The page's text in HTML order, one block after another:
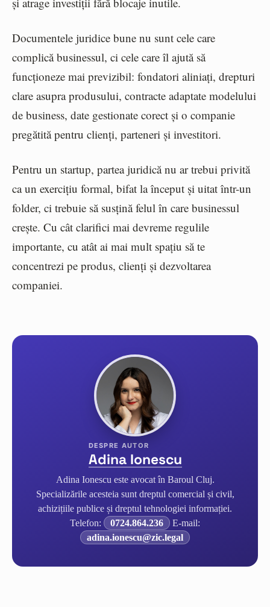
Documentele juridice bune nu sunt cele care
complică businessul, ci cele care îl ajută să
funcționeze mai previzibil: fondatori aliniați, drepturi
clare asupra produsului, contracte adaptate modelului
de business, date gestionate corect și o companie
pregătită pentru clienți, parteneri și investitori.
Pentru un startup, partea juridică nu ar trebui privită
ca un exercițiu formal, bifat la început și uitat într-un
folder, ci trebuie să susțină felul în care businessul
crește. Cu cât clarifici mai devreme regulile
importante, cu atât ai mai mult spațiu să te
concentrezi pe produs, clienți și dezvoltarea
companiei.
Adina Ionescu
Adina Ionescu este avocat în Baroul Cluj.
Specializările acesteia sunt dreptul comercial și civil,
achizițiile publice și dreptul tehnologiei informației.
Telefon:
0724.864.236
E-mail:
adina.ionescu@zic.legal